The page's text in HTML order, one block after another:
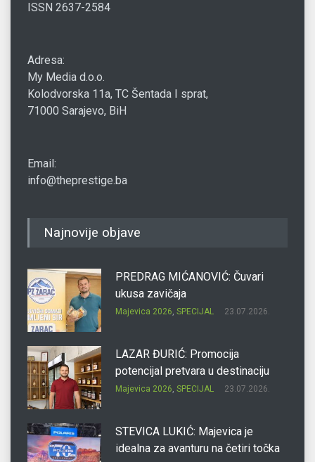
ISSN 2637-2584
Adresa:
My Media d.o.o.
Kolodvorska 11a, TC Šentada I sprat,
71000 Sarajevo, BiH
Email:
info@theprestige.ba
Najnovije objave
PREDRAG MIĆANOVIĆ: Čuvari
ukusa zavičaja
Majevica 2026, SPECIJAL 23.07.2026.
LAZAR ĐURIĆ: Promocija
potencijal pretvara u destinaciju
Majevica 2026, SPECIJAL 23.07.2026.
STEVICA LUKIĆ: Majevica je
idealna za avanturu na četiri točka